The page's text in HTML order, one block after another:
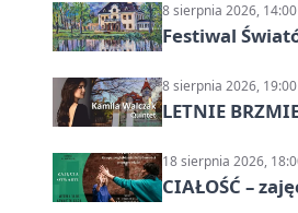
8 sierpnia 2026, 14:00
Festiwal
8 sierpnia 2026, 19:00
LETNIE
18 sierpnia 2026,
CIAŁOŚĆ –